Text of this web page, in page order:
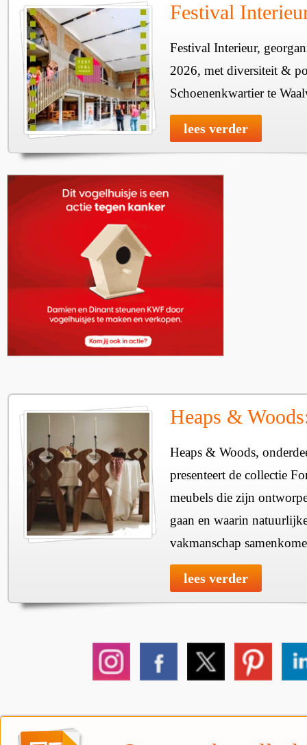
Festival
Festival Interieur,
2026, met diversiteit &
Schoenenkwartier te
lees verder
Heaps &
Heaps & Woods,
presenteert de collectie
meubels die zijn
gaan en waarin
vakmanschap
lees verder